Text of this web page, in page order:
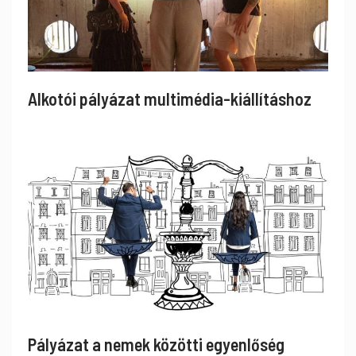
Alkotói pályázat multimédia-kiállításhoz
Pályázat a nemek közötti egyenlőség